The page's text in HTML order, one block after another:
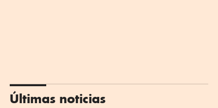
Últimas noticias